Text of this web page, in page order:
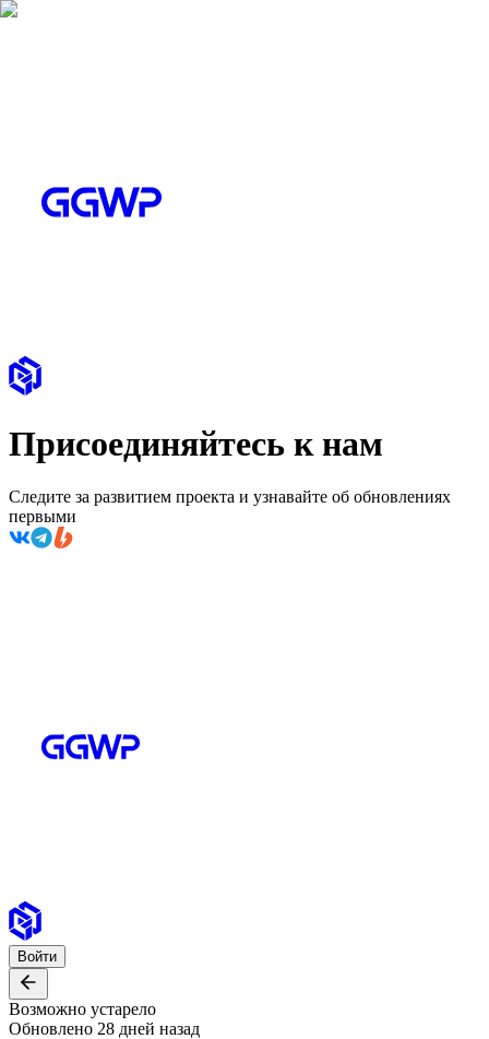
Присоединяйтесь к нам
Следите за развитием проекта и узнавайте об обновлениях
первыми
Войти
Возможно устарело
Обновлено 28 дней назад